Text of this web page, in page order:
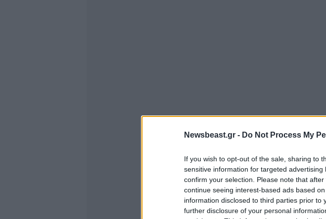
Newsbeast.gr - Do Not Process My
If you wish to opt-out of the sale, sharing to
sensitive information for targeted
confirm your selection. Please note that
continue seeing interest-based ads based
information disclosed to third parties prior
further disclosure of your personal